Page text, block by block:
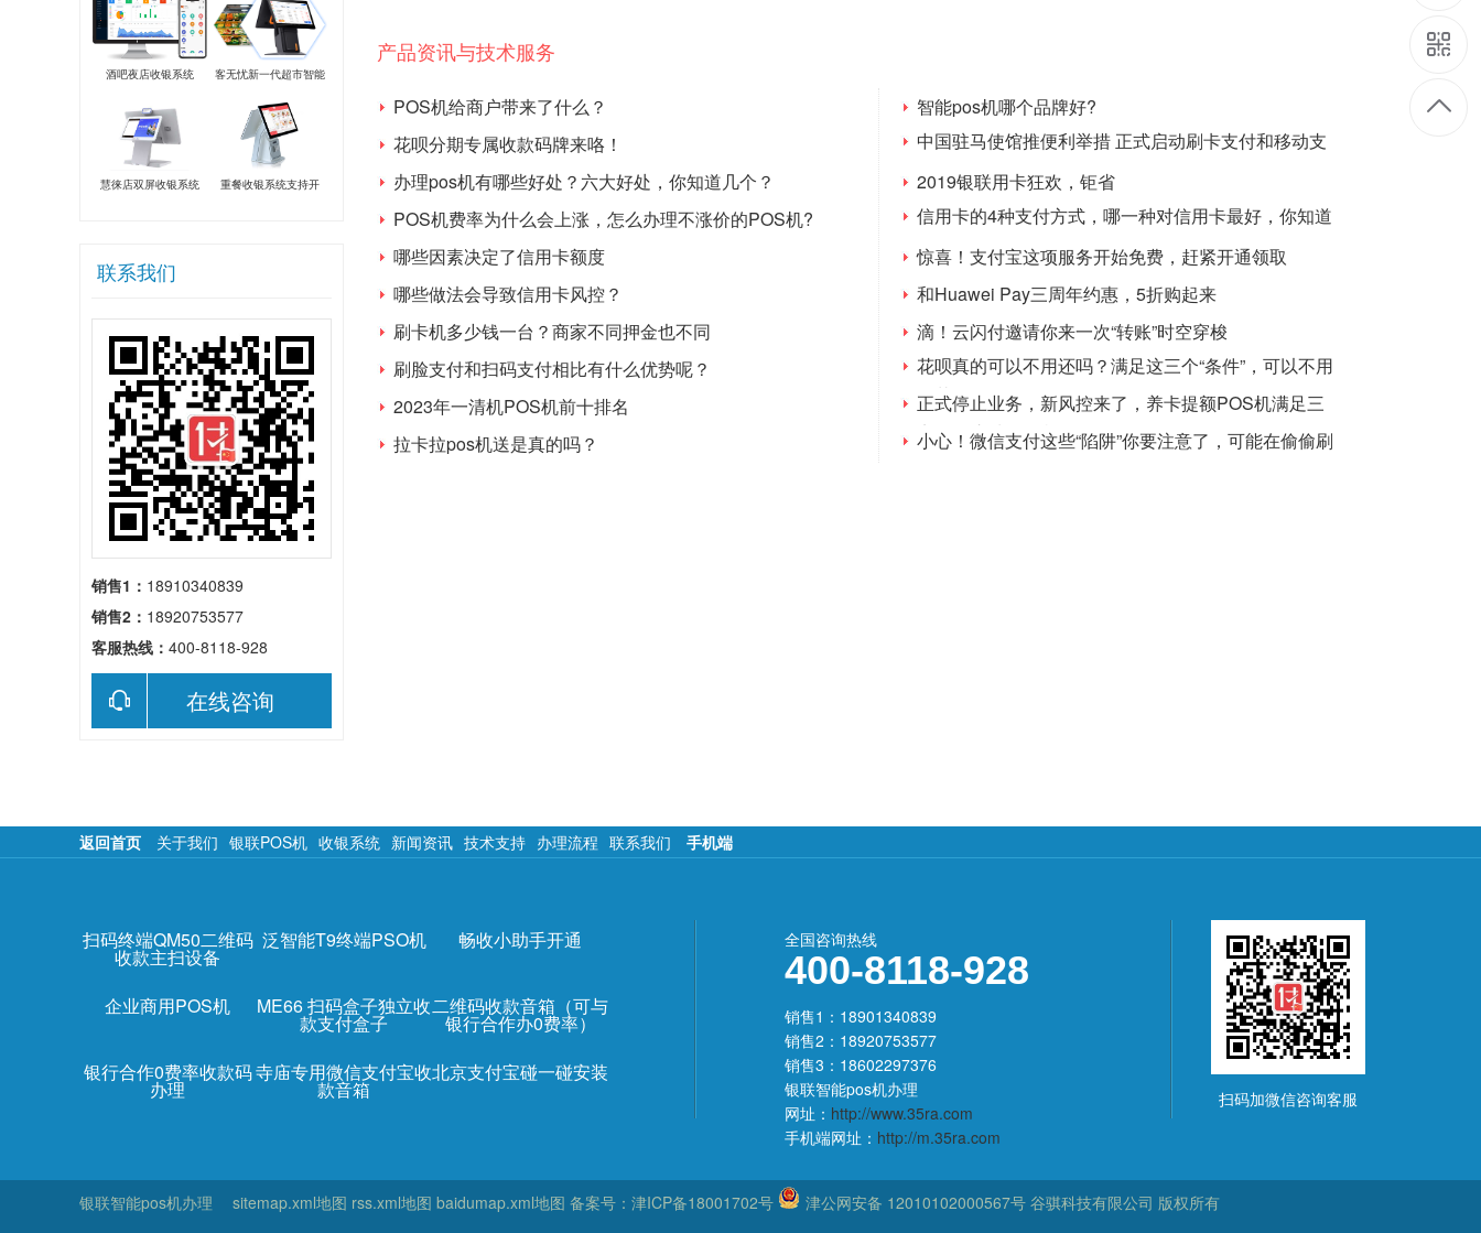
酒吧夜店收银系统
客无忧新一代超市智能
安卓系统
慧徕店双屏收银系统
重餐收银系统支持开
联系我们
销售1： 18910340839
销售2： 18920753577
客服热线： 400-8118-928
在线咨询
产品资讯与技术服务
POS机给商户带来了什么？
花呗分期专属收款码牌来咯！
办理pos机有哪些好处？六大好处，你知道几个？
POS机费率为什么会上涨，怎么办理不涨价的POS机?
哪些因素决定了信用卡额度
哪些做法会导致信用卡风控？
刷卡机多少钱一台？商家不同押金也不同
刷脸支付和扫码支付相比有什么优势呢？
2023年一清机POS机前十排名
拉卡拉pos机送是真的吗？
智能pos机哪个品牌好?
中国驻马使馆推便利举措 正式启动刷卡支付和移动支
付
2019银联用卡狂欢，钜省
信用卡的4种支付方式，哪一种对信用卡最好，你知道
吗？
惊喜！支付宝这项服务开始免费，赶紧开通领取
和Huawei Pay三周年约惠，5折购起来
滴！云闪付邀请你来一次“转账”时空穿梭
花呗真的可以不用还吗？满足这三个“条件”，可以不用
还花呗
正式停止业务，新风控来了，养卡提额POS机满足三
点，用这种POS机
小心！微信支付这些“陷阱”你要注意了，可能在偷偷刷
返回首页 关于我们 银联POS机 收银系统 新闻资讯 技术支持 办理流程 联系我们 手机端
扫码终端QM50二维码
收款主扫设备
泛智能T9终端PSO机 畅收小助手开通
企业商用POS机 ME66 扫码盒子独立收
款支付盒子
二维码收款音箱（可与
银行合作办0费率）
银行合作0费率收款码
办理
寺庙专用微信支付宝收
款音箱
北京支付宝碰一碰安装
全国咨询热线
400-8118-928
销售1：18901340839
销售2：18920753577
销售3：18602297376
银联智能pos机办理
网址： http://www.35ra.com
手机端网址： http://m.35ra.com
扫码加微信咨询客服
银联智能pos机办理 sitemap.xml地图 rss.xml地图 baidumap.xml地图 备案号： 津ICP备18001702号 津公网安备 12010102000567号 谷骐科技有限公司 版权所有